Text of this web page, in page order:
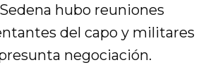
hubo reuniones
del capo y militares
negociación.